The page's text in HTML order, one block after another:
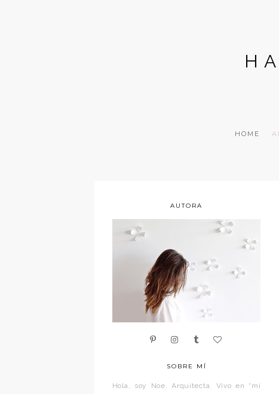
HOME
AUTORA
SOBRE MÍ
Hola, soy Noe. Arquitecta. Vivo en “mi